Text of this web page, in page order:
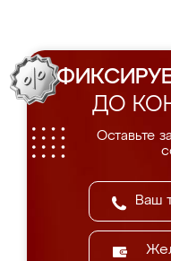
ДО
Оставьте